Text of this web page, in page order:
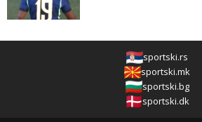
sportski.rs
sportski.mk
sportski.bg
sportski.dk